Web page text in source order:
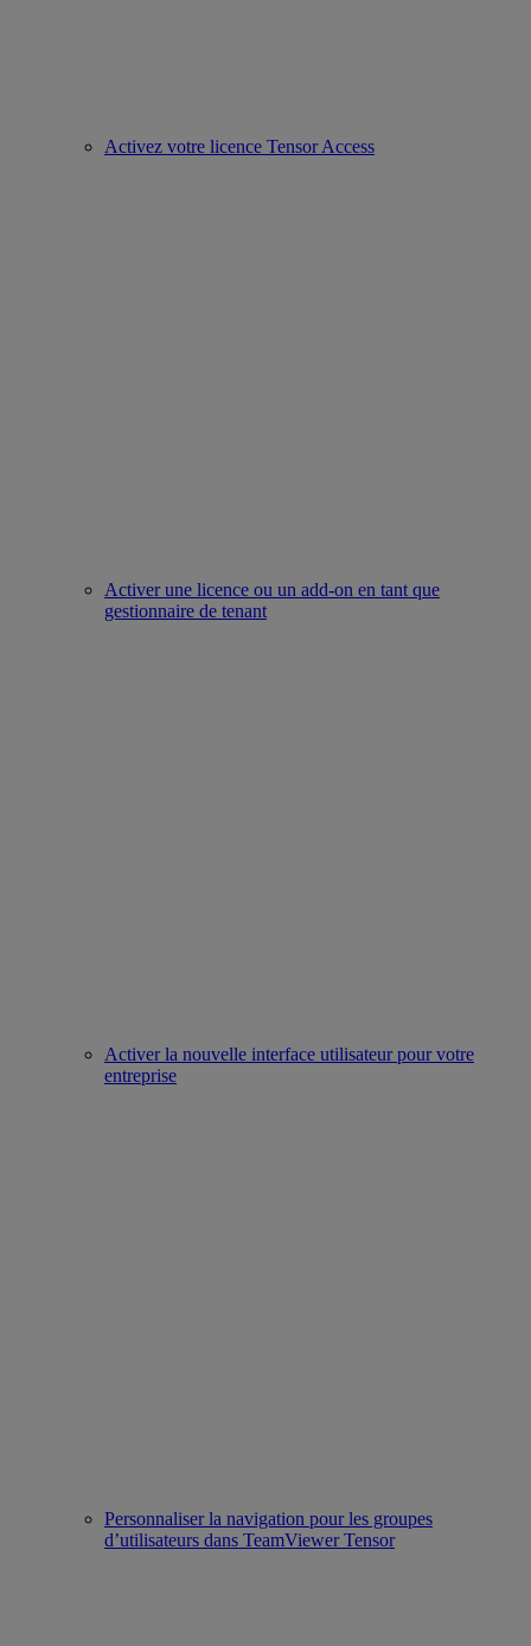
Activez votre licence Tensor Access
Activer une licence ou un add-on en tant que
gestionnaire de tenant
Activer la nouvelle interface utilisateur pour votre
entreprise
Personnaliser la navigation pour les groupes
d’utilisateurs dans TeamViewer Tensor